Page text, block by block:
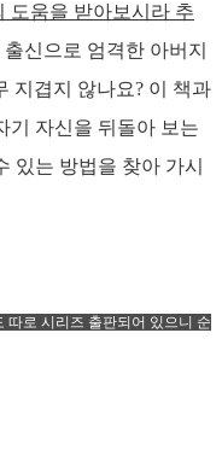
도움을 받아보시라 추
신으로 엄격한 아버지
지겹지 않나요? 이 책과
기 자신을 뒤돌아 보는
있는 방법을 찾아 가시
따로 시리즈 출판되어 있으니 순